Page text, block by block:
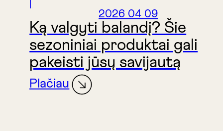
2026 04 09
Ką valgyti balandį? Šie
sezoniniai produktai gali
pakeisti jūsų savijautą
Plačiau